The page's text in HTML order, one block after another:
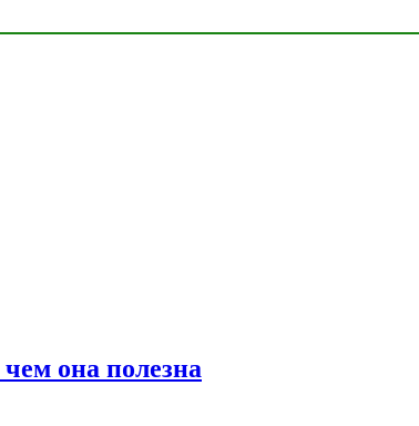
она полезна